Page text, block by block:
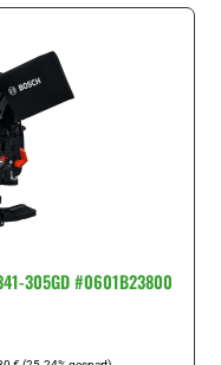
305GD #0601B23800